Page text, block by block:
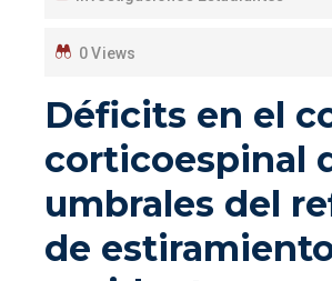
0 Views
Déficits en el
corticoespinal
umbrales del
de